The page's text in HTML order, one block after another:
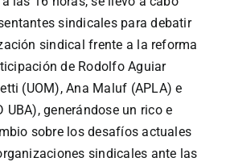
sindicales para debatir
sindical frente a la reforma
de Rodolfo Aguiar
(UOM), Ana Maluf (APLA) e
UBA), generándose un rico e
sobre los desafíos actuales
sindicales ante las